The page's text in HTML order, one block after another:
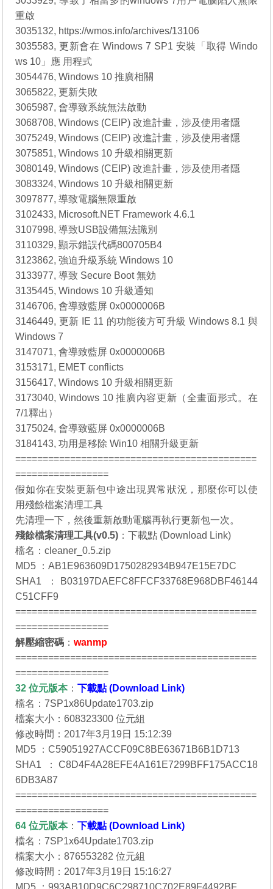
重啟
3035132, https://wmos.info/archives/13106
3035583, 更新會在 Windows 7 SP1 安裝「取得 Windo
ws 10」應 用程式
3054476, Windows 10 推廣相關
3065822, 更新失敗
3065987, 會導致系統無法啟動
3068708, Windows (CEIP) 改進計畫，涉及使用者隱
3075249, Windows (CEIP) 改進計畫，涉及使用者隱
3075851, Windows 10 升級相關更新
3080149, Windows (CEIP) 改進計畫，涉及使用者隱
3083324, Windows 10 升級相關更新
3097877, 導致電腦無限重啟
3102433, Microsoft.NET Framework 4.6.1
3107998, 導致USB設備無法識別
3110329, 顯示錯誤代碼800705B4
3123862, 強迫升級系統 Windows 10
3133977, 導致 Secure Boot 無効
3135445, Windows 10 升級通知
3146706, 會導致藍屏 0x0000006B
3146449, 更新 IE 11 的功能後方可升級 Windows 8.1 與
Windows 7
3147071, 會導致藍屏 0x0000006B
3153171, EMET conflicts
3156417, Windows 10 升級相關更新
3173040, Windows 10 推廣內容更新（全畫面形式。在
7/1釋出）
3175024, 會導致藍屏 0x0000006B
3184143, 功用是移除 Win10 相關升級更新
============================================
=================
假如你在安裝更新包中途出現異常狀況，那麼你可以使
用殘餘檔案清理工具
先清理一下，然後重新啟動電腦再執行更新包一次。
殘餘檔案清理工具(v0.5) ：下載點 (Download Link)
檔名：cleaner_0.5.zip
MD5 ：AB1E963609D1750282934B947E15E7DC
SHA1 ：B03197DAEFC8FFCF33768E968DBF46144
C51CFF9
============================================
=================
解壓縮密碼 ：wanmp
============================================
=================
32 位元版本：下載點 (Download Link)
檔名：7SP1x86Update1703.zip
檔案大小：608323300 位元組
修改時間：2017年3月19日 15:12:39
MD5 ：C59051927ACCF09C8BE63671B6B1D713
SHA1 ：C8D4F4A28EFE4A161E7299BFF175ACC18
6DB3A87
============================================
=================
64 位元版本：下載點 (Download Link)
檔名：7SP1x64Update1703.zip
檔案大小：876553282 位元組
修改時間：2017年3月19日 15:16:27
MD5 ：993AB10D9C6C298710C702E89F4492BF